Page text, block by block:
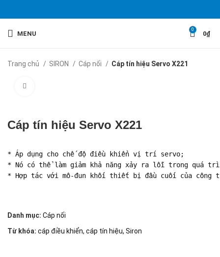
MENU
0
0₫
Trang chủ SIRON Cáp nối Cáp tín hiệu Servo X221
Cáp tín hiệu Servo X221
* Áp dụng cho chế độ điều khiển vị trí servo;
* Nó có thể làm giảm khả năng xảy ra lỗi trong quá
* Hợp tác với mô-đun khối thiết bị đầu cuối của công
Danh mục: Cáp nối
Từ khóa: cáp điều khiển, cáp tín hiệu, Siron